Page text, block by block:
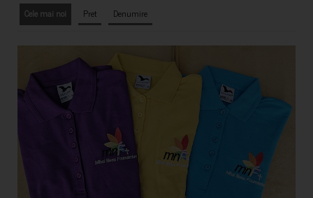
Cele mai noi Pret Denumire